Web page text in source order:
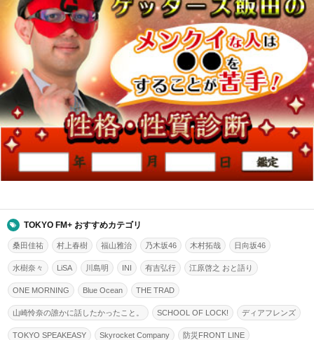
TOKYO FM+ おすすめカテゴリ
桑田佳祐 村上春樹 福山雅治 乃木坂46 木村拓哉 日向坂46
水樹奈々 LiSA 川島明 INI 有吉弘行 江原啓之 おと語り
ONE MORNING Blue Ocean THE TRAD
山崎怜奈の誰かに話したかったこと。 SCHOOL OF LOCK! ディアフレンズ
TOKYO SPEAKEASY Skyrocket Company 防災FRONT LINE